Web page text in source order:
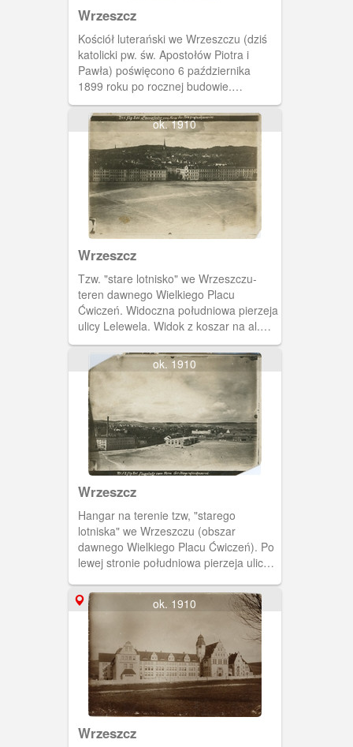
Wrzeszcz
Kościół luterański we Wrzeszczu (dziś
katolicki pw. św. Apostołów Piotra i
Pawła) poświęcono 6 października
1899 roku po rocznej budowie.
Wybudowany został przy skrzyżowaniu
Am Johannisberg (dziś ul.Sobótki) i
Johannisthal (dziś ul. Jana Matejki).
Budynek w stylu neogotyckim
zaprojektował Gotthilf Ludwig Mockel.
Widok z okolicznych wzgórz.
ok. 1910
Wrzeszcz
Tzw. "stare lotnisko" we Wrzeszczu-
teren dawnego Wielkiego Placu
Ćwiczeń. Widoczna południowa pierzeja
ulicy Lelewela. Widok z koszar na al.
Legionów.
ok. 1910
Wrzeszcz
Hangar na terenie tzw, "starego
lotniska" we Wrzeszczu (obszar
dawnego Wielkiego Placu Ćwiczeń). Po
lewej stronie południowa pierzeja ulicy
zabudowań wrzeszczańskiego browaru.
ok. 1910
Wrzeszcz